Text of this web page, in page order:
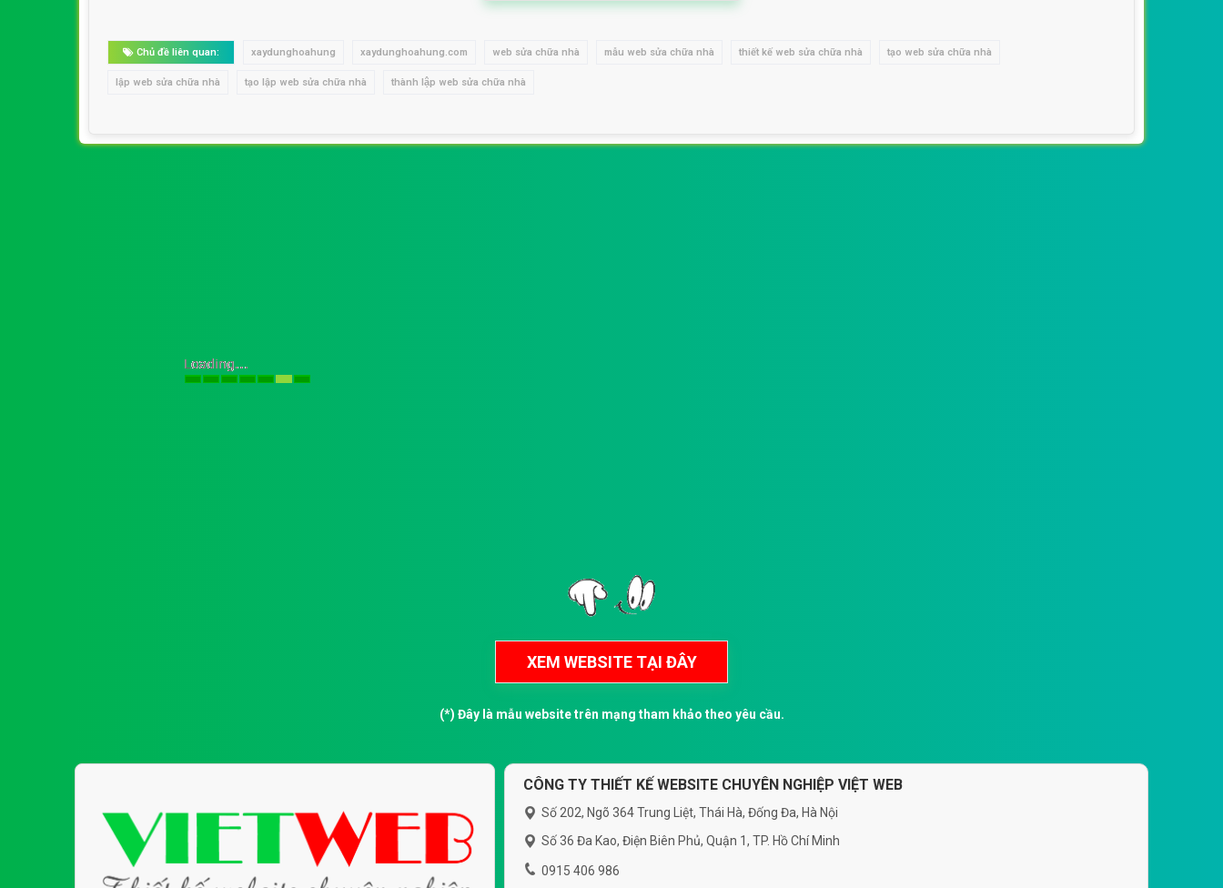
Chủ đề liên quan: xaydunghoahung xaydunghoahung.com web sửa chữa nhà mẫu web sửa chữa nhà thiết kế web sửa chữa nhà tạo web sửa chữa nhà
lập web sửa chữa nhà tạo lập web sửa chữa nhà thành lập web sửa chữa nhà